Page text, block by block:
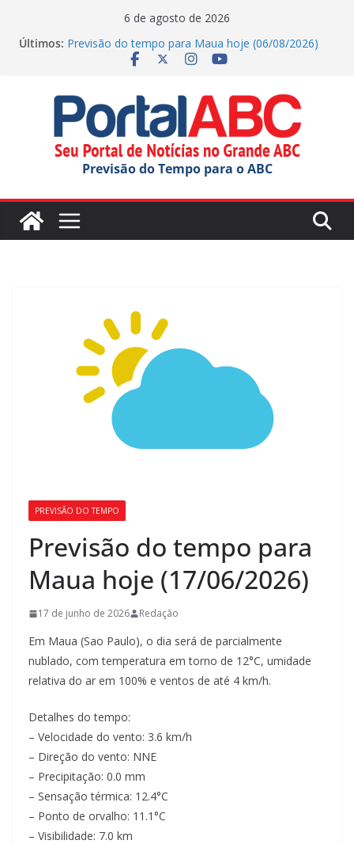
6 de agosto de 2026
Últimos: Previsão do tempo para Maua hoje (06/08/2026)
Jornada do Patrimônio tem atividades em Santo
Ana Carolina Serra comemora criação da lei do Pix
Pensão Alimentícia
Previsão do tempo para Rio Grande Da Serra hoje
(06/08/2026)
Previsão do tempo para Ribeirao Pires hoje
(06/08/2026)
Previsão do Tempo para o ABC
PREVISÃO DO TEMPO
Previsão do tempo para
Maua hoje (17/06/2026)
17 de junho de 2026 Redação
Em Maua (Sao Paulo), o dia será de parcialmente
nublado, com temperatura em torno de 12°C, umidade
relativa do ar em 100% e ventos de até 4 km/h.
Detalhes do tempo:
– Velocidade do vento: 3.6 km/h
– Direção do vento: NNE
– Precipitação: 0.0 mm
– Sensação térmica: 12.4°C
– Ponto de orvalho: 11.1°C
– Visibilidade: 7.0 km